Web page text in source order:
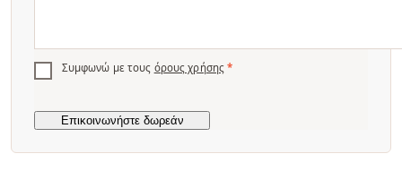
Συμφωνώ με τους όρους χρήσης *